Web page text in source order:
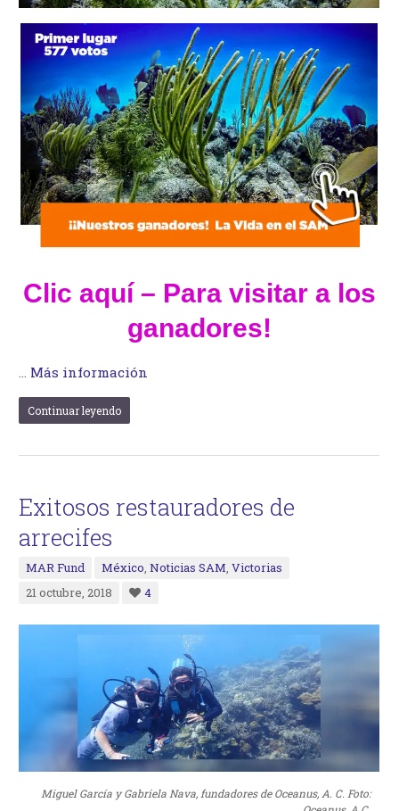
Clic aquí – Para visitar a los
ganadores!
Más información
Continuar leyendo
Exitosos restauradores de
arrecifes
MAR Fund México ,Noticias SAM ,Victorias
21 octubre, 2018
4
Miguel García y Gabriela Nava, fundadores de Oceanus, A. C. Foto: